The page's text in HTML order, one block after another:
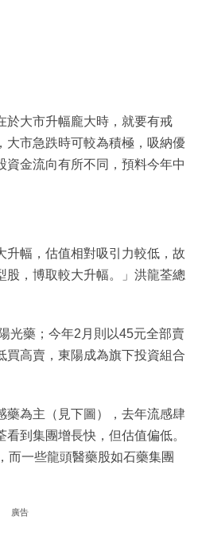
於大市升幅龐大時，就要有戒
大市急跌時可較為積極，吸納優
資金流向有所不同，預料今年中
升幅，估值相對吸引力較低，故
股，博取較大升幅。」洪龍荃總
光藥；今年2月則以45元全部賣
買高賣，東陽成為旗下投資組合
藥為主（見下圖），去年流感肆
到集團增長快，但估值偏低。
而一些龍頭醫藥股如石藥集團
廣告